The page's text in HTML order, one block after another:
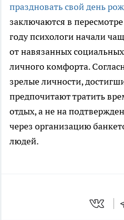
праздновать свой день
заключаются в
году психологи начали
от навязанных
личного комфорта.
зрелые личности,
предпочитают тратить
отдых, а не на
через организацию
людей.